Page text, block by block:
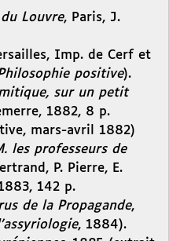
Louvre, Paris, J.
Imp. de Cerf et
positive).
sur un petit
1882, 8 p.
mars-avril 1882)
les professeurs de
P. Pierre, E.
142 p.
de la Propagande,
, 1884).